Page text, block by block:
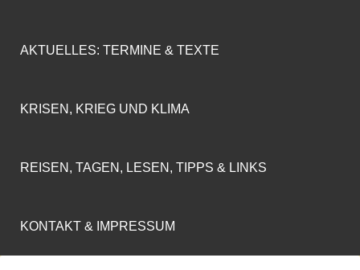
AKTUELLES: TERMINE & TEXTE
KRISEN, KRIEG UND KLIMA
REISEN, TAGEN, LESEN, TIPPS & LINKS
KONTAKT & IMPRESSUM